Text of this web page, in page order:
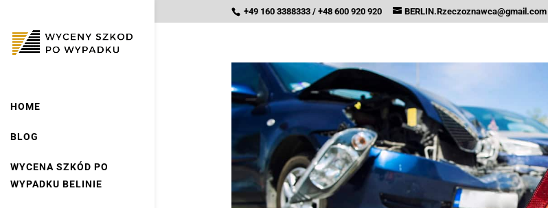
+49 160 3388333 / +48 600 920 920 BERLIN.Rzeczoznawca@gmail.com
HOME
BLOG
WYCENA SZKÓD PO
WYPADKU BELINIE